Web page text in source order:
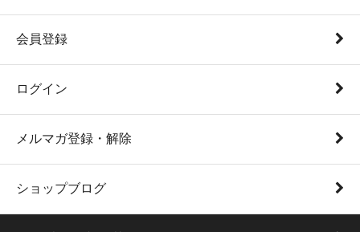
会員登録
ログイン
メルマガ登録・解除
ショップブログ